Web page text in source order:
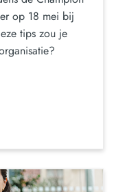
op 18 mei bij
tips zou je